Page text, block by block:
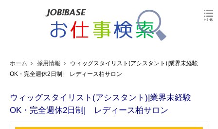
ホーム 採用情報
ウィッグスタイリスト(アシスタント)|業界未経験
OK・完全週休2日制| レディース柏サロン
ウィッグスタイリスト(アシスタント)|業界未経験
OK・完全週休2日制| レディース柏サロン